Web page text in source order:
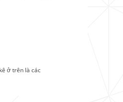
ở trên là các